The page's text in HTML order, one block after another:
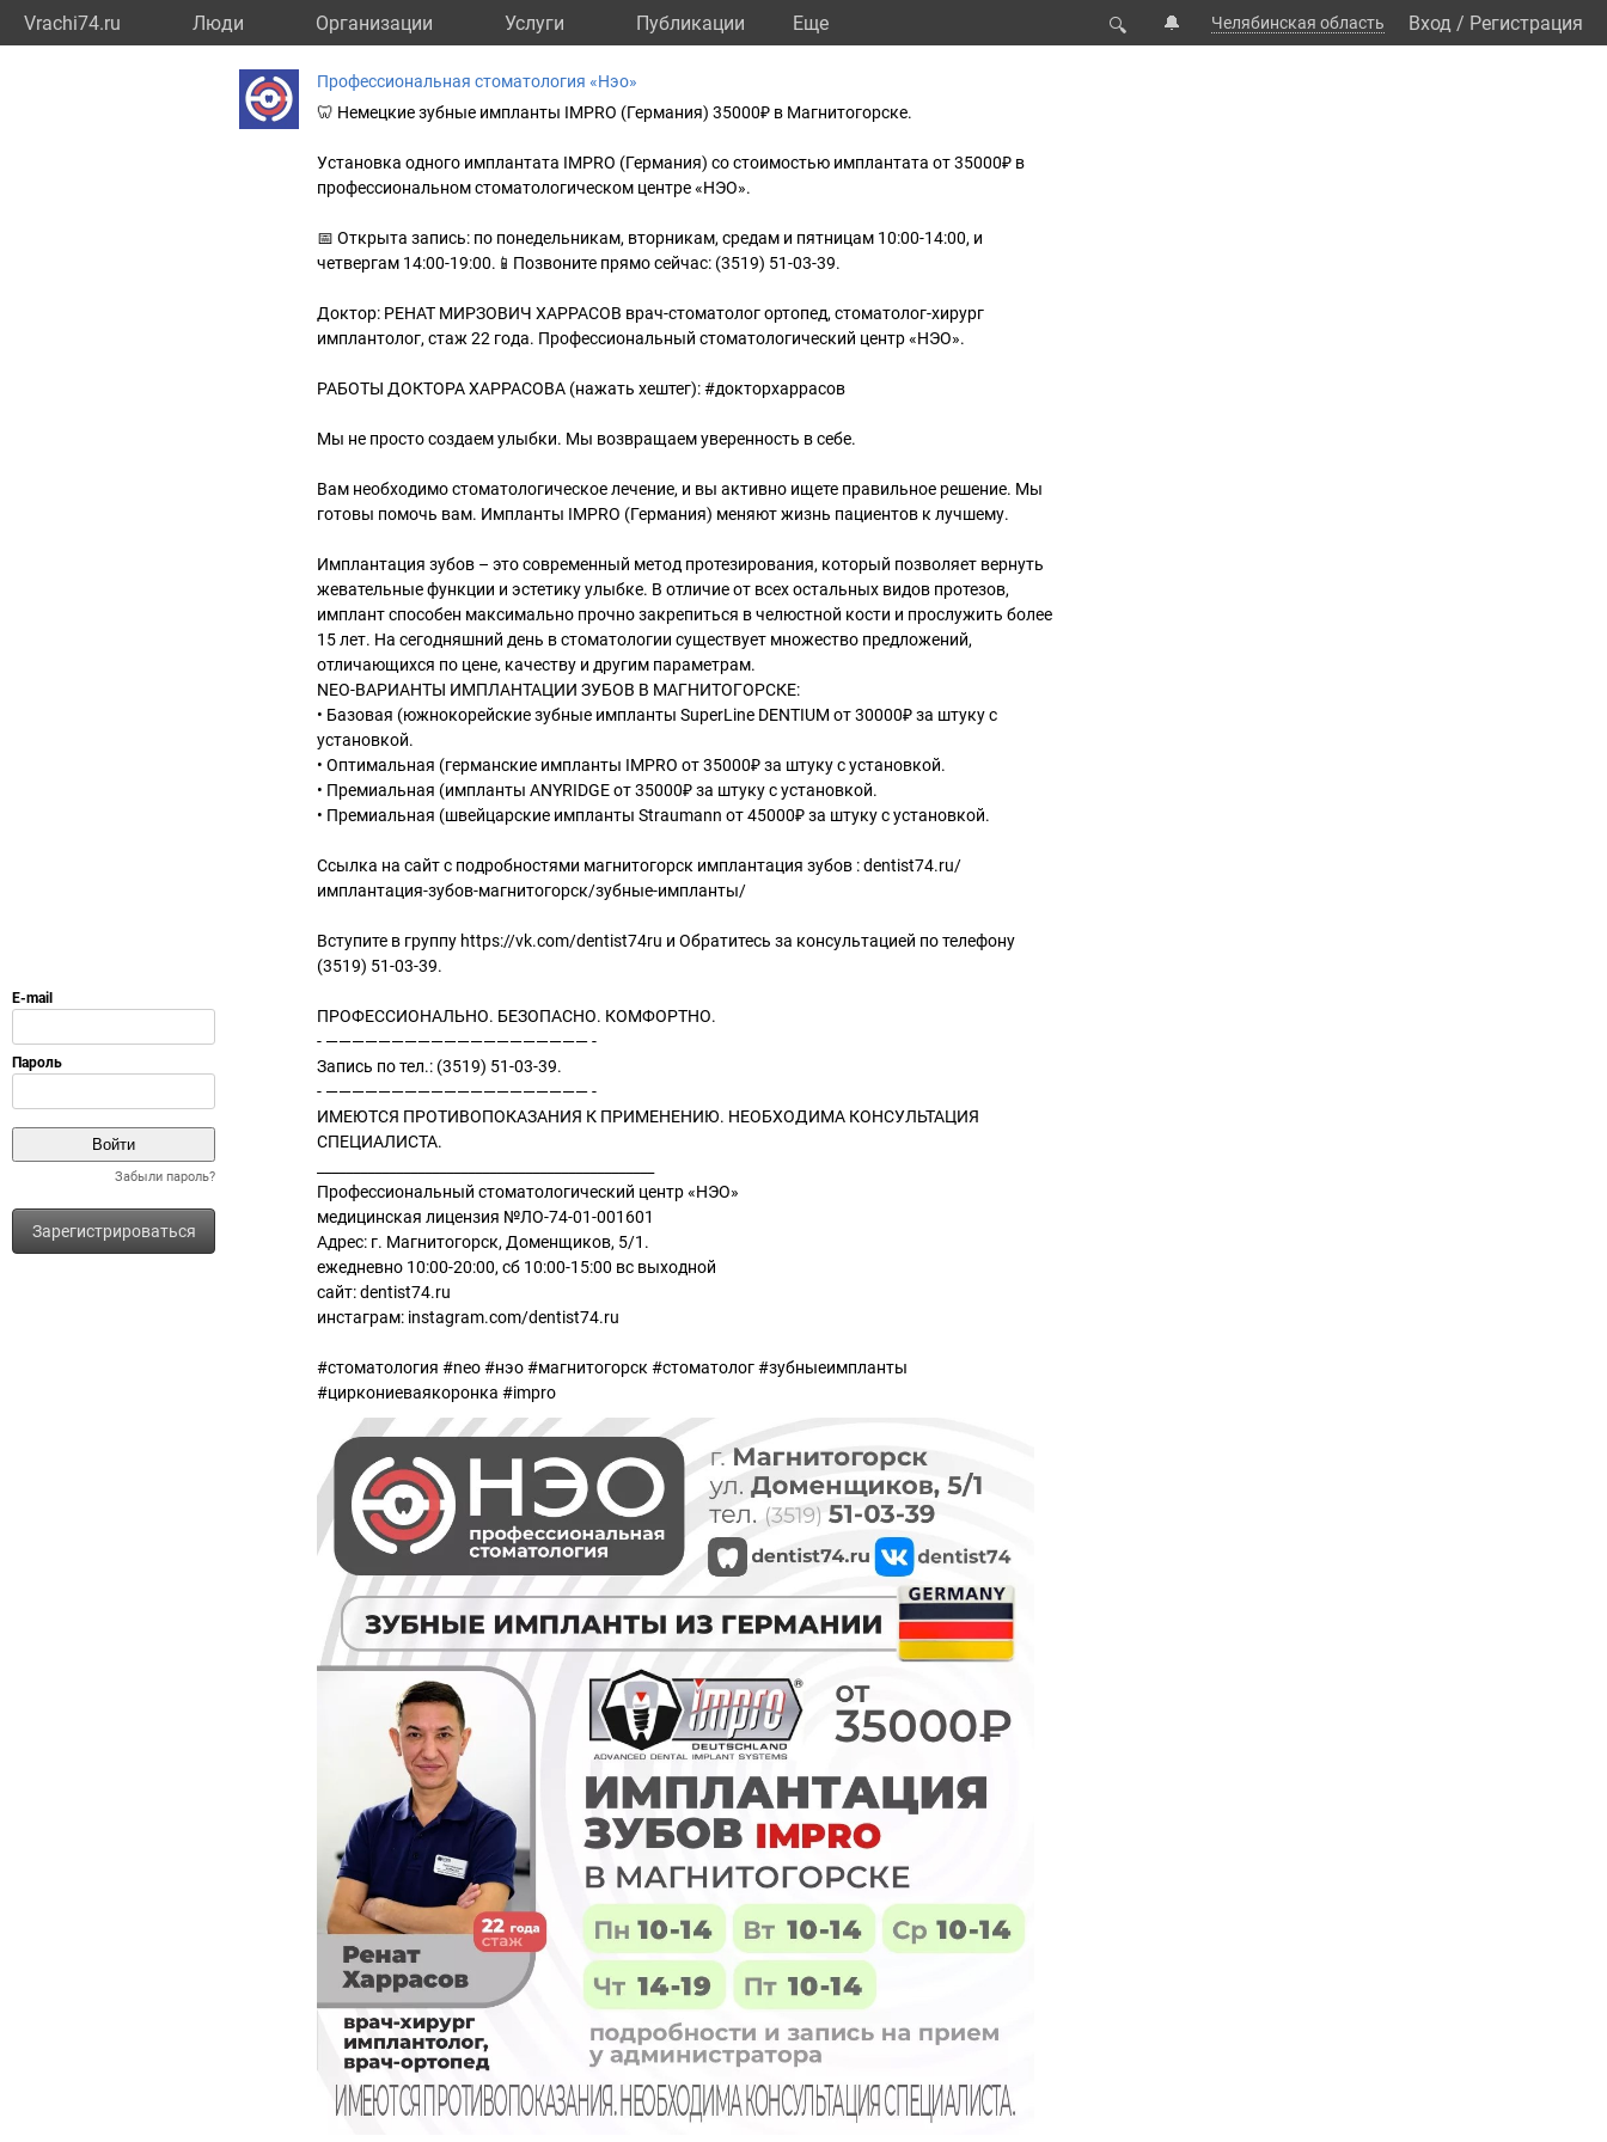
Vrachi74.ru Люди Организации Услуги Публикации Eще 🔍 🔔 Челябинская область Вход / Регистрация
Забыли пароль?
Зарегистрироваться
Профессиональная стоматология «Нэо»
🦷 Немецкие зубные импланты IMPRO (Германия) 35000₽ в Магнитогорске.
Установка одного имплантата IMPRO (Германия) со стоимостью имплантата от 35000₽ в
профессиональном стоматологическом центре «НЭО».
📅 Открыта запись: по понедельникам, вторникам, средам и пятницам 10:00-14:00, и
четвергам 14:00-19:00.📱Позвоните прямо сейчас: (3519) 51-03-39.
Доктор: РЕНАТ МИРЗОВИЧ ХАРРАСОВ врач-стоматолог ортопед, стоматолог-хирург
имплантолог, стаж 22 года. Профессиональный стоматологический центр «НЭО».
РАБОТЫ ДОКТОРА ХАРРАСОВА (нажать хештег): #докторхаррасов
Мы не просто создаем улыбки. Мы возвращаем уверенность в себе.
Вам необходимо стоматологическое лечение, и вы активно ищете правильное решение. Мы
готовы помочь вам. Импланты IMPRO (Германия) меняют жизнь пациентов к лучшему.
Имплантация зубов – это современный метод протезирования, который позволяет вернуть
жевательные функции и эстетику улыбке. В отличие от всех остальных видов протезов,
имплант способен максимально прочно закрепиться в челюстной кости и прослужить более
15 лет. На сегодняшний день в стоматологии существует множество предложений,
отличающихся по цене, качеству и другим параметрам.
NEO-ВАРИАНТЫ ИМПЛАНТАЦИИ ЗУБОВ В МАГНИТОГОРСКЕ:
• Базовая (южнокорейские зубные импланты SuperLine DENTIUM от 30000₽ за штуку с
установкой.
• Оптимальная (германские импланты IMPRO от 35000₽ за штуку с установкой.
• Премиальная (импланты ANYRIDGE от 35000₽ за штуку с установкой.
• Премиальная (швейцарские импланты Straumann от 45000₽ за штуку с установкой.
Ссылка на сайт с подробностями магнитогорск имплантация зубов : dentist74.ru/
имплантация-зубов-магнитогорск/зубные-импланты/
Вступите в группу https://vk.com/dentist74ru и Обратитесь за консультацией по телефону
(3519) 51-03-39.
ПРОФЕССИОНАЛЬНО. БЕЗОПАСНО. КОМФОРТНО.
- ———————————————————— -
Запись по тел.: (3519) 51-03-39.
- ———————————————————— -
ИМЕЮТСЯ ПРОТИВОПОКАЗАНИЯ К ПРИМЕНЕНИЮ. НЕОБХОДИМА КОНСУЛЬТАЦИЯ
СПЕЦИАЛИСТА.
Профессиональный стоматологический центр «НЭО»
медицинская лицензия №ЛО-74-01-001601
Адрес: г. Магнитогорск, Доменщиков, 5/1.
ежедневно 10:00-20:00, сб 10:00-15:00 вс выходной
сайт: dentist74.ru
инстаграм: instagram.com/dentist74.ru
#стоматология #neo #нэо #магнитогорск #стоматолог #зубныеимпланты
#циркониеваякоронка #impro